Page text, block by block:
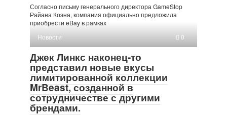
Согласно письму генерального директора GameStop
Райана Коэна, компания официально предложила
приобрести eBay в рамках
Новости
0
Джек Линкс наконец-то
представил новые вкусы
лимитированной коллекции
MrBeast, созданной в
сотрудничестве с другими
брендами.